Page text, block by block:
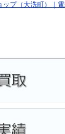
ップ（大洗町）｜